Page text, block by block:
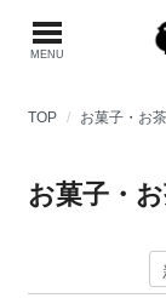
MENU
TOP お菓子・お
お菓子・